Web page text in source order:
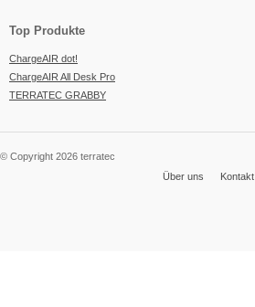
Top Produkte
ChargeAIR dot!
ChargeAIR All Desk Pro
TERRATEC GRABBY
© Copyright 2026 terratec
Über uns
Kontakt